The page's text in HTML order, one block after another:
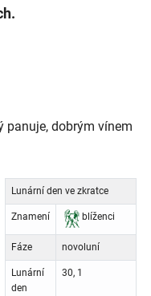
panuje, dobrým vínem
Lunární den ve zkratce
Znamení blíženci
Fáze novoluní
Lunární
den
30, 1